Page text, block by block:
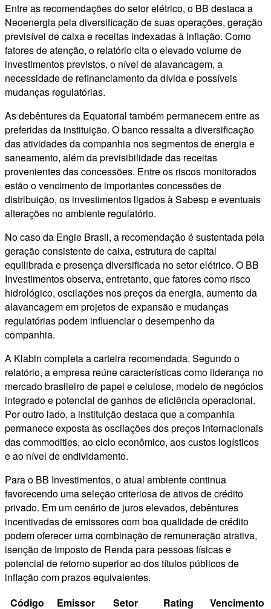
Entre as recomendações do setor elétrico, o BB destaca a
Neoenergia pela diversificação de suas operações, geração
previsível de caixa e receitas indexadas à inflação. Como
fatores de atenção, o relatório cita o elevado volume de
investimentos previstos, o nível de alavancagem, a
necessidade de refinanciamento da dívida e possíveis
mudanças regulatórias.
As debêntures da Equatorial também permanecem entre as
preferidas da instituição. O banco ressalta a diversificação
das atividades da companhia nos segmentos de energia e
saneamento, além da previsibilidade das receitas
provenientes das concessões. Entre os riscos monitorados
estão o vencimento de importantes concessões de
distribuição, os investimentos ligados à Sabesp e eventuais
alterações no ambiente regulatório.
No caso da Engie Brasil, a recomendação é sustentada pela
geração consistente de caixa, estrutura de capital
equilibrada e presença diversificada no setor elétrico. O BB
Investimentos observa, entretanto, que fatores como risco
hidrológico, oscilações nos preços da energia, aumento da
alavancagem em projetos de expansão e mudanças
regulatórias podem influenciar o desempenho da
companhia.
A Klabin completa a carteira recomendada. Segundo o
relatório, a empresa reúne características como liderança no
mercado brasileiro de papel e celulose, modelo de negócios
integrado e potencial de ganhos de eficiência operacional.
Por outro lado, a instituição destaca que a companhia
permanece exposta às oscilações dos preços internacionais
das commodities, ao ciclo econômico, aos custos logísticos
e ao nível de endividamento.
Para o BB Investimentos, o atual ambiente continua
favorecendo uma seleção criteriosa de ativos de crédito
privado. Em um cenário de juros elevados, debêntures
incentivadas de emissores com boa qualidade de crédito
podem oferecer uma combinação de remuneração atrativa,
isenção de Imposto de Renda para pessoas físicas e
potencial de retorno superior ao dos títulos públicos de
inflação com prazos equivalentes.
Código
Emissor Setor Rating Vencimento